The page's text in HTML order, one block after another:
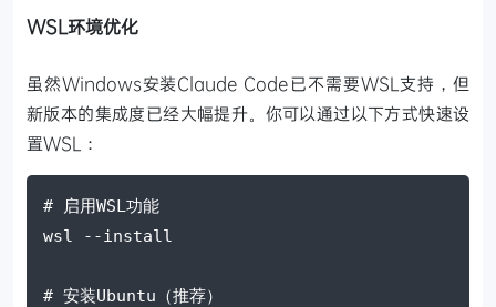
WSL环境优化
虽然Windows安装Claude Code已不需要WSL支持，但
新版本的集成度已经大幅提升。你可以通过以下方式快速设
置WSL：
# 启用WSL功能
wsl
--install
# 安装Ubuntu（推荐）